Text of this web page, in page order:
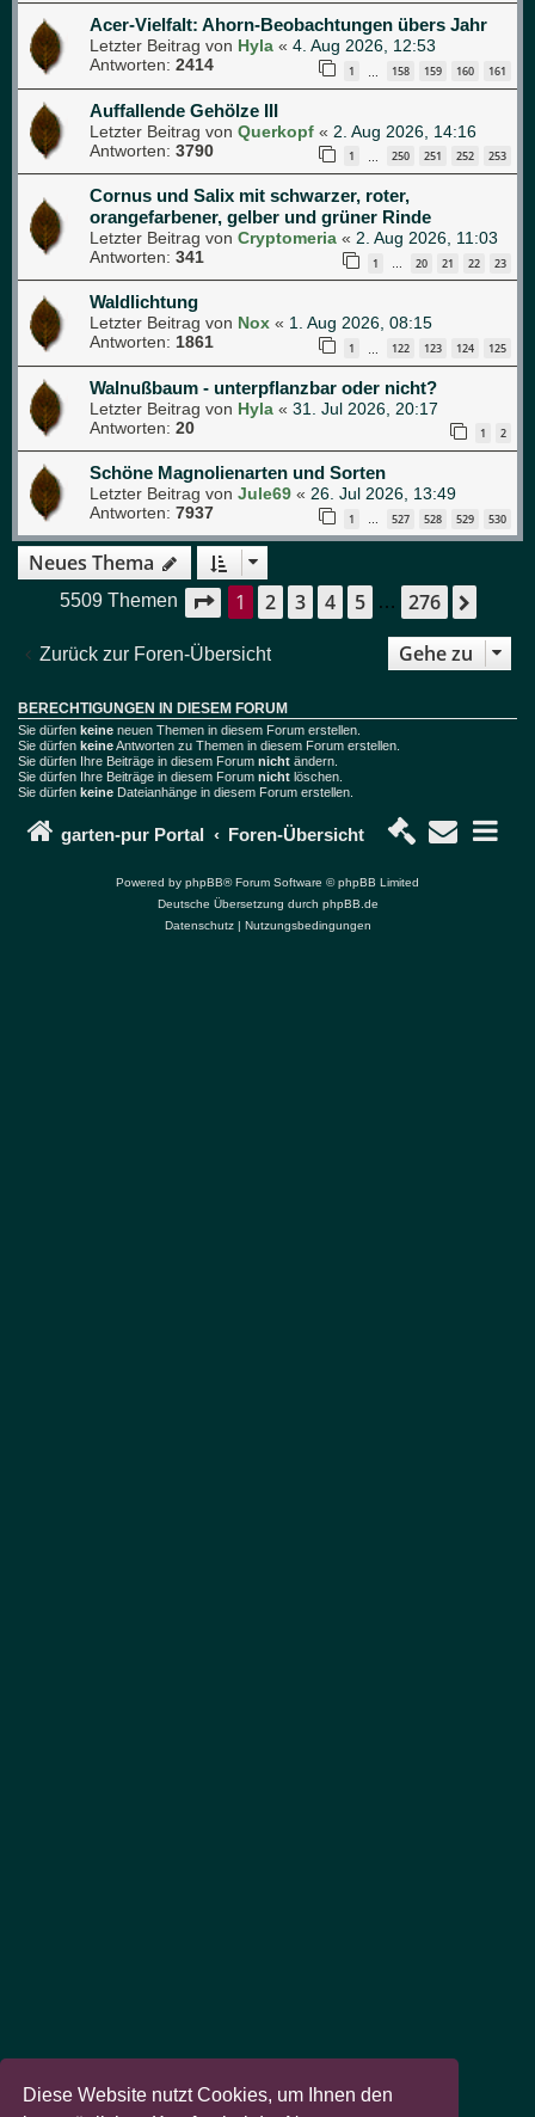
Diese Website nutzt Cookies, um Ihnen den
Acer-Vielfalt: Ahorn-Beobachtungen übers Jahr
Letzter Beitrag von Hyla « 4. Aug 2026, 12:53
Antworten: 2414 1 158 159 160 161
Auffallende Gehölze III
Letzter Beitrag von Querkopf « 2. Aug 2026, 14:16
Antworten: 3790 1 … 250 251 252 253
Cornus und Salix mit schwarzer, roter,
orangefarbener, gelber und grüner Rinde
Letzter Beitrag von Cryptomeria « 2. Aug 2026, 11:03
Antworten: 341 1 … 20 21 22 23
Waldlichtung
Letzter Beitrag von Nox « 1. Aug 2026, 08:15
Antworten: 1861 1 122 123 124 125
Walnußbaum - unterpflanzbar oder nicht?
Letzter Beitrag von Hyla « 31. Jul 2026, 20:17
Antworten: 20 1 2
Schöne Magnolienarten und Sorten
Letzter Beitrag von Jule69 « 26. Jul 2026, 13:49
Antworten: 7937 1 … 527 528 529 530
Neues Thema
5509 Themen Seite 1von 276
1 2 3 4 5 … 276
Zurück zur Foren-Übersicht Gehe zu
BERECHTIGUNGEN IN DIESEM FORUM
Sie dürfen keine neuen Themen in diesem Forum erstellen.
Sie dürfen keineAntworten zu Themen in diesem Forum erstellen.
Sie dürfen Ihre Beiträge in diesem Forum nicht ändern.
Sie dürfen Ihre Beiträge in diesem Forum nicht löschen.
Sie dürfen keine Dateianhänge in diesem Forum erstellen.
garten-pur Portal Foren-Übersicht
Powered by phpBB® Forum Software © phpBB Limited
Deutsche Übersetzung durch phpBB.de
Datenschutz| Nutzungsbedingungen